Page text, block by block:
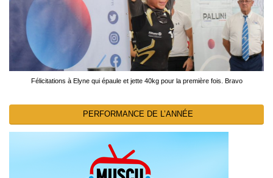
Félicitations à Elyne qui épaule et jette 40kg pour la première fois. Bravo
PERFORMANCE DE L’ANNÉE